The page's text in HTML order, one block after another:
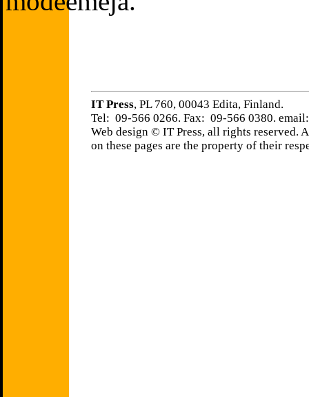
IT Press, PL 760, 00043 Edita, Finland.
Tel: 09-566 0266. Fax: 09-566 0380.
Web design © IT Press, all rights reserved.
on these pages are the property of their